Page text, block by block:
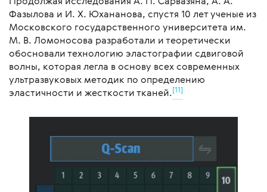
Фазылова и И. Х. Юхананова, спустя 10 лет ученые из
Московского государственного университета им.
М. В. Ломоносова разработали и теоретически
обосновали технологию эластографии сдвиговой
волны, которая легла в основу всех современных
ультразвуковых методик по определению
эластичности и жесткости тканей.[11]